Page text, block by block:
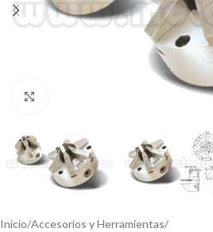
Inicio Accesorios y Herramientas